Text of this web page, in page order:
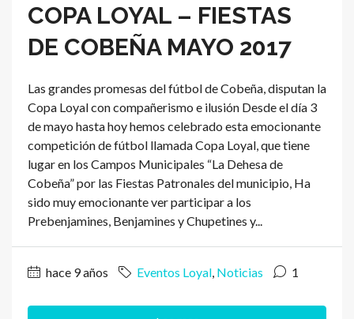
COPA LOYAL – FIESTAS
DE COBEÑA MAYO 2017
Las grandes promesas del fútbol de Cobeña, disputan la
Copa Loyal con compañerismo e ilusión Desde el día 3
de mayo hasta hoy hemos celebrado esta emocionante
competición de fútbol llamada Copa Loyal, que tiene
lugar en los Campos Municipales “La Dehesa de
Cobeña” por las Fiestas Patronales del municipio, Ha
sido muy emocionante ver participar a los
Prebenjamines, Benjamines y Chupetines y...
hace 9 años Eventos Loyal Noticias 1